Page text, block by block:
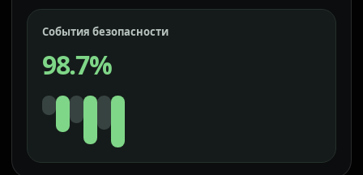
События безопасности
98.7%